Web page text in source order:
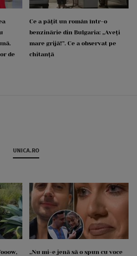
de
Ce a pățit un român într-o
benzinărie din Bulgaria: „Aveți
mare grijă!”. Ce a observat pe
chitanță
UNICA.RO
„Nu mi-e jenă să o spun cu voce